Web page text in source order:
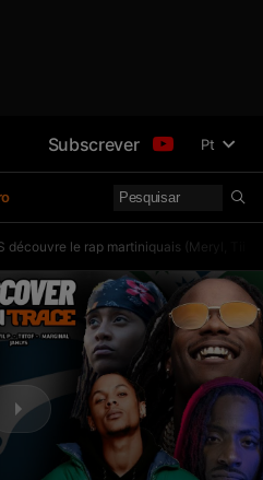
Subscrever Pt
découvre le rap martiniquais (Meryl,